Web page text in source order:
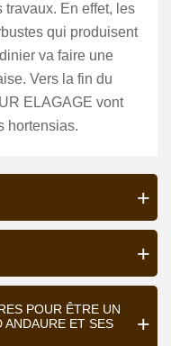
travaux. En effet, les
qui produisent
va faire une
Vers la fin du
ELAGAGE vont
hortensias.
POUR ÊTRE UN
ANDAURE ET SES